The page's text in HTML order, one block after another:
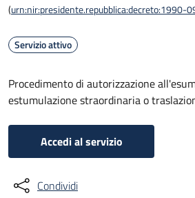
(urn:nir:presidente.repubblica:decreto:1990-
Servizio attivo
Procedimento di autorizzazione
estumulazione straordinaria o
Accedi al servizio
Condividi